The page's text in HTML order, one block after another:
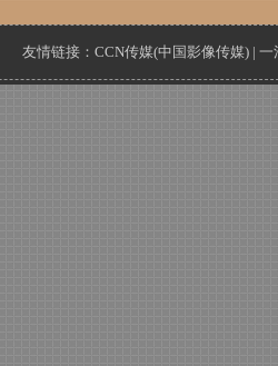
友情链接： CCN传媒(中国影像传媒) | 一